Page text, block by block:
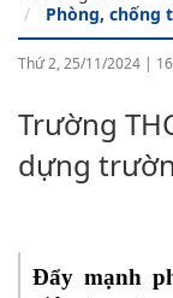
Phòng, chống
Thứ 2, 25/11/2024 |
Trường
dựng
Đẩy mạnh